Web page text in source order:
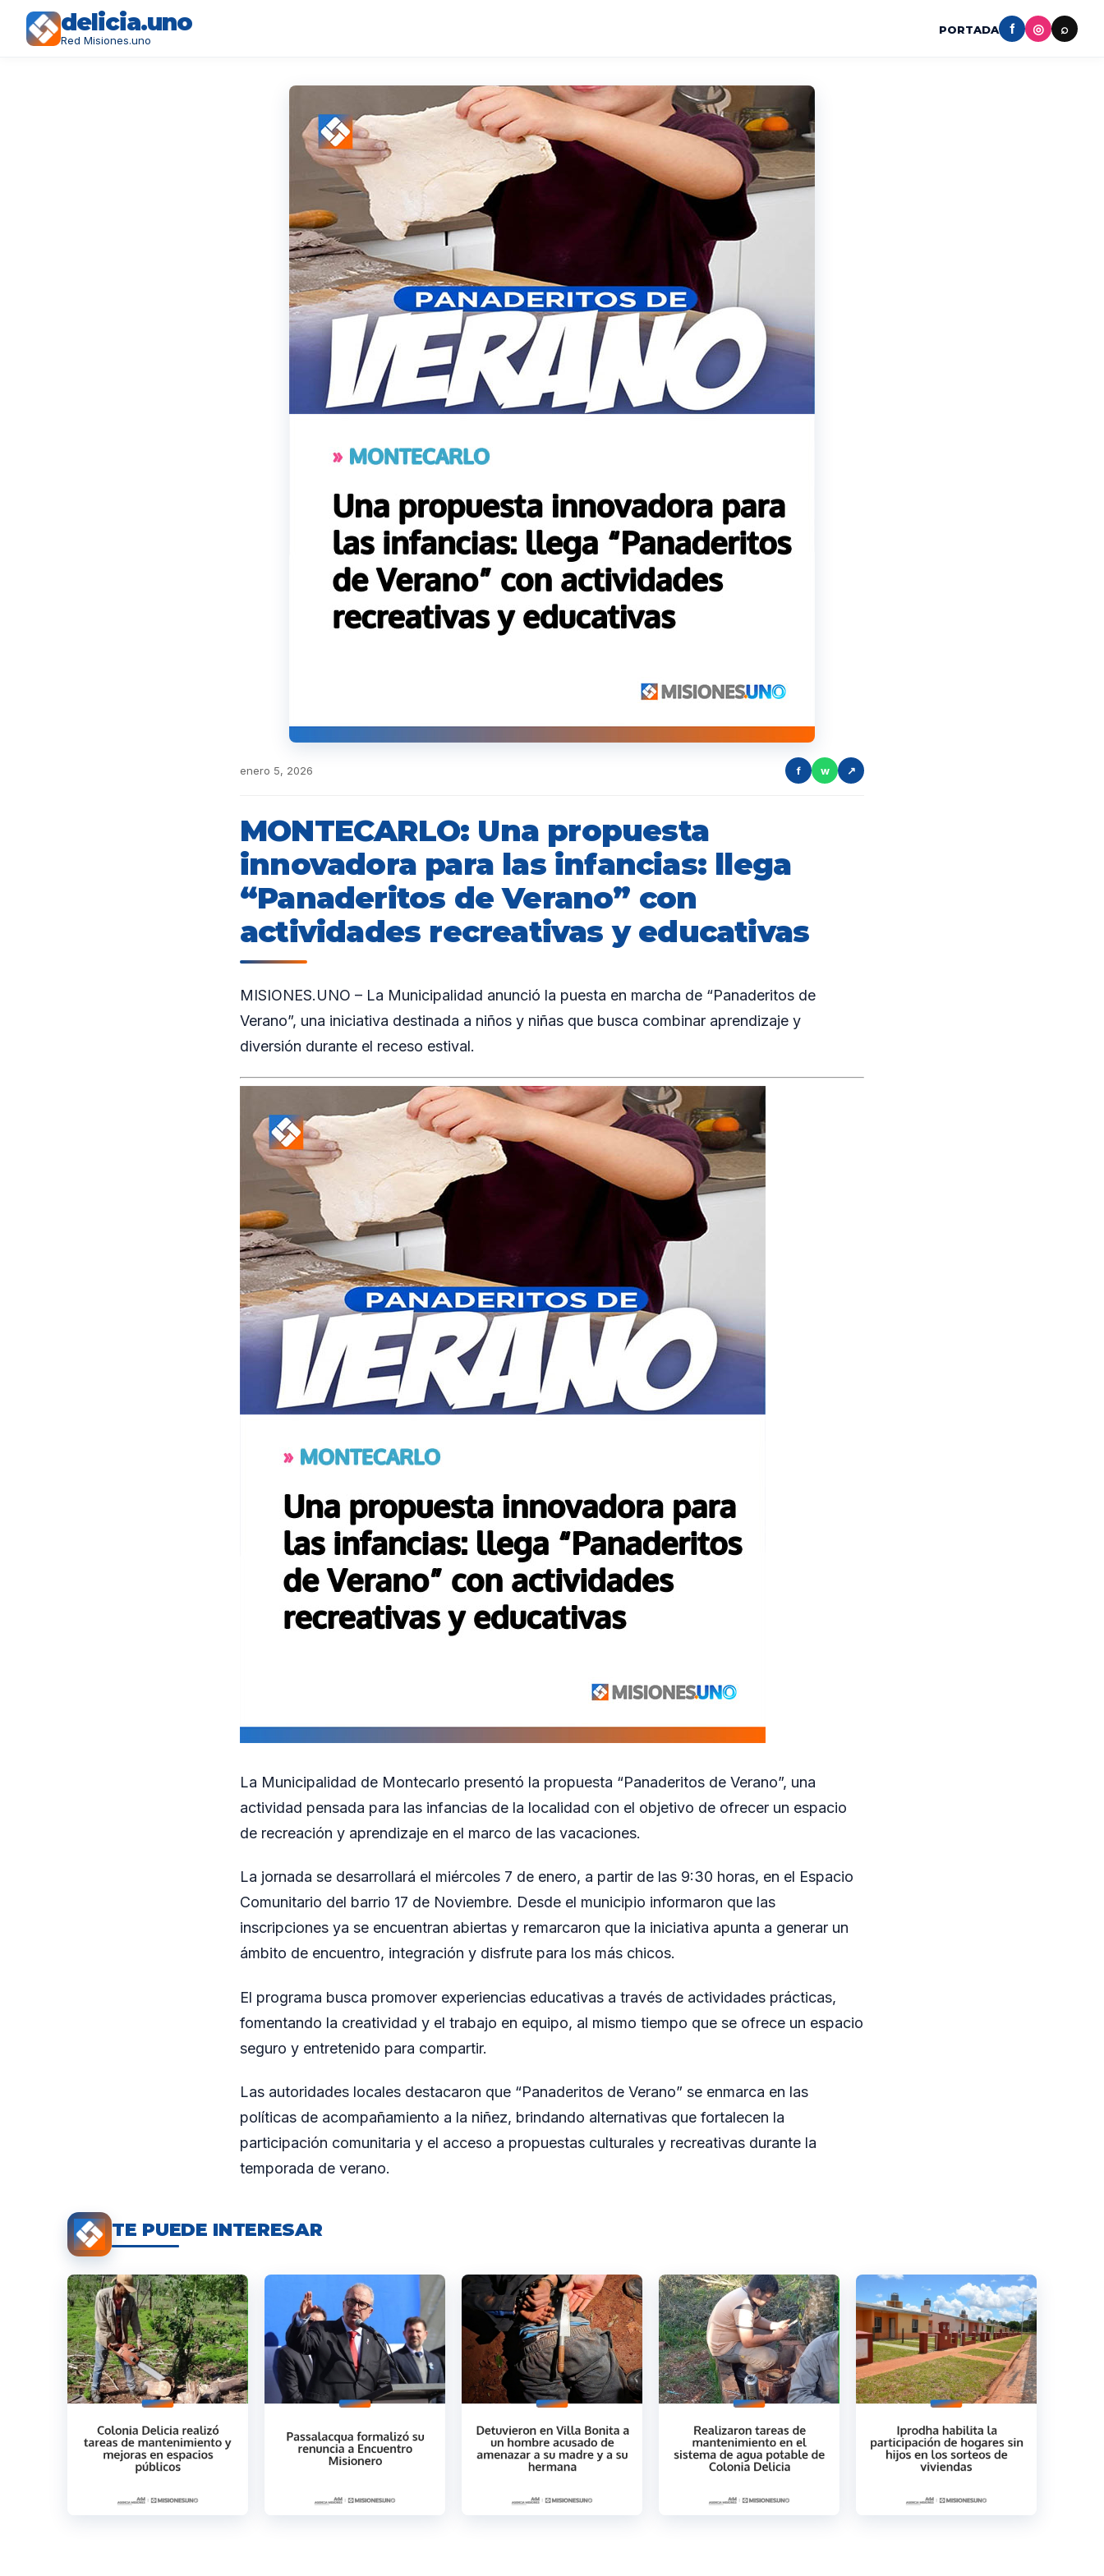
delicia.uno
Red Misiones.uno
PORTADA f ◎ ⌕
enero 5, 2026 f w ↗
MONTECARLO: Una propuesta
innovadora para las infancias: llega
“Panaderitos de Verano” con
actividades recreativas y educativas
MISIONES.UNO – La Municipalidad anunció la puesta en marcha de “Panaderitos de
Verano”, una iniciativa destinada a niños y niñas que busca combinar aprendizaje y
diversión durante el receso estival.
La Municipalidad de Montecarlo presentó la propuesta “Panaderitos de Verano”, una
actividad pensada para las infancias de la localidad con el objetivo de ofrecer un espacio
de recreación y aprendizaje en el marco de las vacaciones.
La jornada se desarrollará el miércoles 7 de enero, a partir de las 9:30 horas, en el Espacio
Comunitario del barrio 17 de Noviembre. Desde el municipio informaron que las
inscripciones ya se encuentran abiertas y remarcaron que la iniciativa apunta a generar un
ámbito de encuentro, integración y disfrute para los más chicos.
El programa busca promover experiencias educativas a través de actividades prácticas,
fomentando la creatividad y el trabajo en equipo, al mismo tiempo que se ofrece un espacio
seguro y entretenido para compartir.
Las autoridades locales destacaron que “Panaderitos de Verano” se enmarca en las
políticas de acompañamiento a la niñez, brindando alternativas que fortalecen la
participación comunitaria y el acceso a propuestas culturales y recreativas durante la
temporada de verano.
TE PUEDE INTERESAR